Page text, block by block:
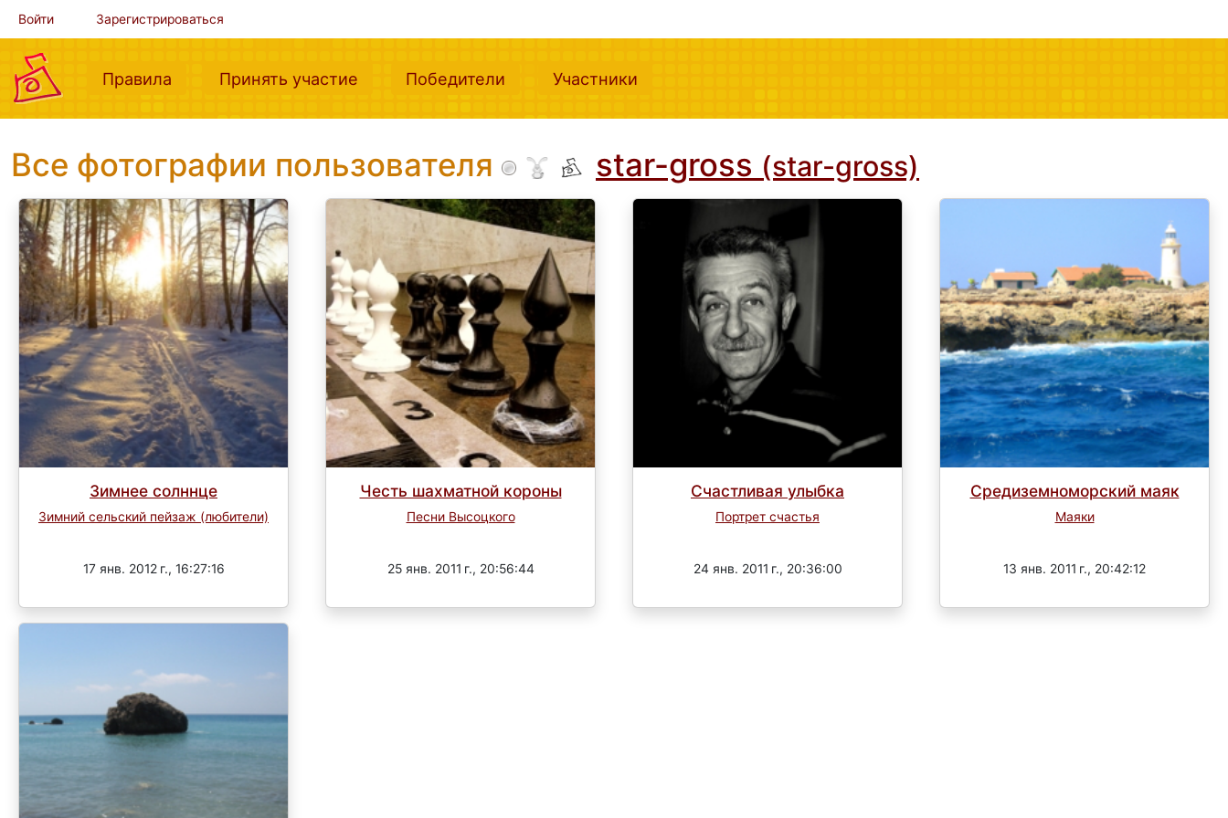
Войти Зарегистрироваться
Правила (current)Принять участие (current)Победители (current)Участники
Все фотографии пользователя star-gross (star-gross)
Зимнее солннце
Зимний сельский пейзаж (любители)
17 янв. 2012 г., 16:27:16
Честь шахматной короны
Песни Высоцкого
25 янв. 2011 г., 20:56:44
Счастливая улыбка
Портрет счастья
24 янв. 2011 г., 20:36:00
Средиземноморский маяк
Маяки
13 янв. 2011 г., 20:42:12